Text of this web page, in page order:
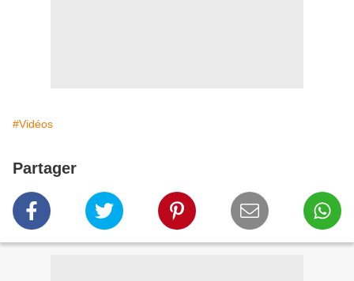
#Vidéos
Partager